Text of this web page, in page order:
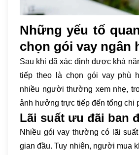
Những yếu tố
chọn gói vay ngân
Sau khi đã xác định được khả
tiếp theo là chọn gói vay phù
nhiều người thường xem nhẹ,
ảnh hưởng trực tiếp đến tổng chi
Lãi suất ưu đãi ban
Nhiều gói vay thường có lãi
gian đầu. Tuy nhiên, người mua